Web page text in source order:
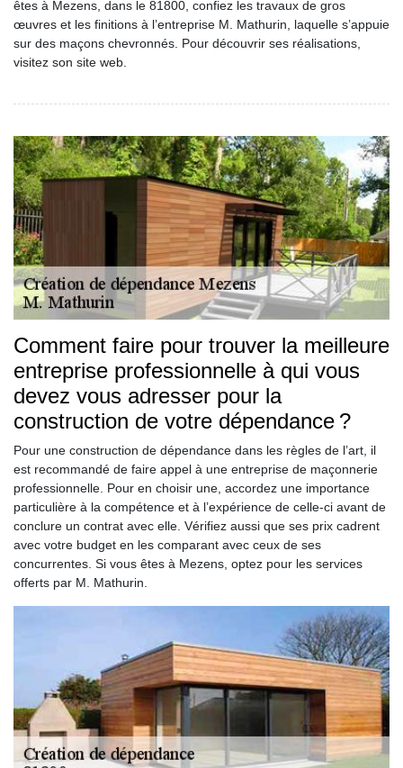
êtes à Mezens, dans le 81800, confiez les travaux de gros
œuvres et les finitions à l’entreprise M. Mathurin, laquelle s’appuie
sur des maçons chevronnés. Pour découvrir ses réalisations,
visitez son site web.
Comment faire pour trouver la meilleure
entreprise professionnelle à qui vous
devez vous adresser pour la
construction de votre dépendance ?
Pour une construction de dépendance dans les règles de l’art, il
est recommandé de faire appel à une entreprise de maçonnerie
professionnelle. Pour en choisir une, accordez une importance
particulière à la compétence et à l’expérience de celle-ci avant de
conclure un contrat avec elle. Vérifiez aussi que ses prix cadrent
avec votre budget en les comparant avec ceux de ses
concurrentes. Si vous êtes à Mezens, optez pour les services
offerts par M. Mathurin.